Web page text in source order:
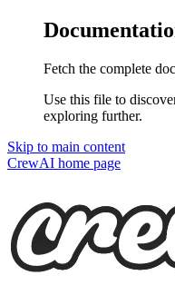
Fetch the complete
Use this file to
exploring further.
Skip to main content
CrewAI home page